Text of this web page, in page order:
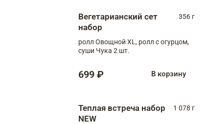
Вегетарианский сет
набор
356 г
ролл Овощной XL, ролл с огурцом,
суши Чука 2 шт.
699 ₽ В корзину
Теплая встреча набор
NEW
1 078 г